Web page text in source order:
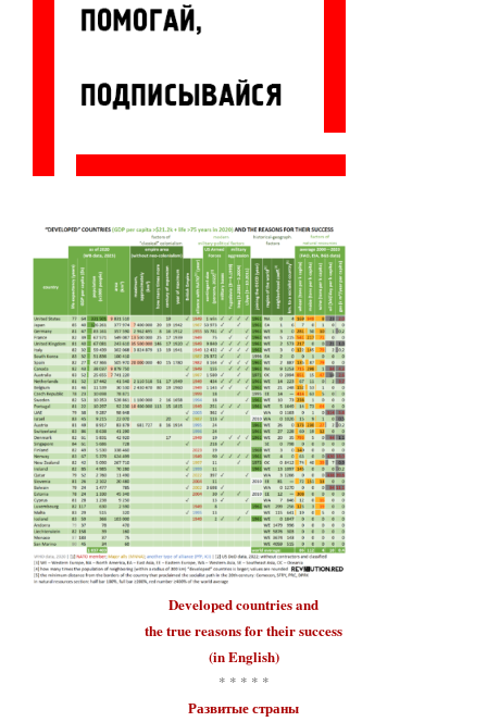
Developed countriesand
the true reasons for theirsuccess
(in English)
* * * * *
Развитые страны